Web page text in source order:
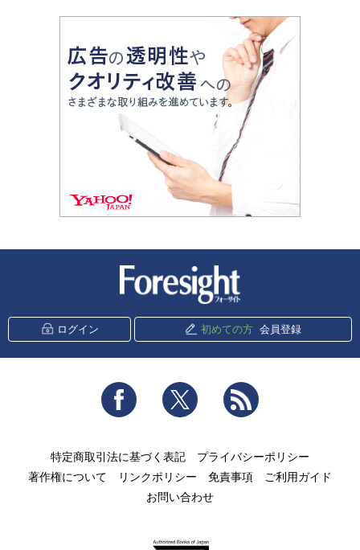
ログイン 初めての方 会員登録
Facebook Twitter
特定商取引法に基づく表記
プライバシーポリシー
著作権について
リンクポリシー 免責事項
ご利用ガイド
お問い合わせ